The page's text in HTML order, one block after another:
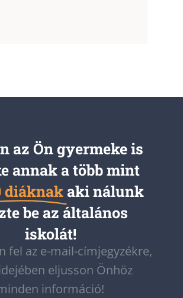
az Ön gyermeke is
annak a több mint
diáknak aki nálunk
be az általános
iskolát!
fel az e-mail-címjegyzékre,
eljusson Önhöz
információ!